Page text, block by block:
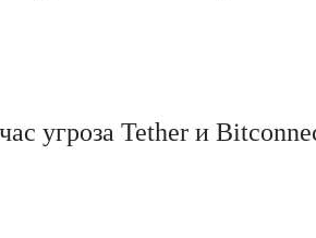
угроза Tether и